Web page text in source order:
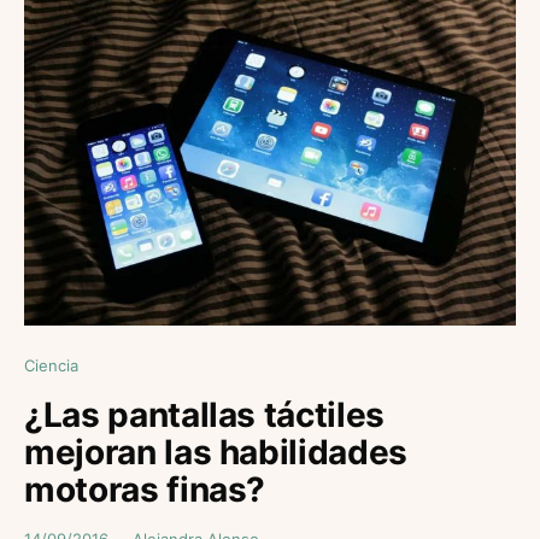
Ciencia
¿Las pantallas táctiles
mejoran las habilidades
motoras finas?